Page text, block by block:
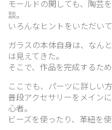
ロ
グ
リ
ン
ク
モールドの関しても、陶芸
談。
いろんなヒントをいただい
ガラスの本体自身は、なん
は見えてきた。
そこで、作品を完成するた
ここでも、パーツに詳しい
普段アクセサリーをメイン
心者。
ビーズを使ったり、革紐を